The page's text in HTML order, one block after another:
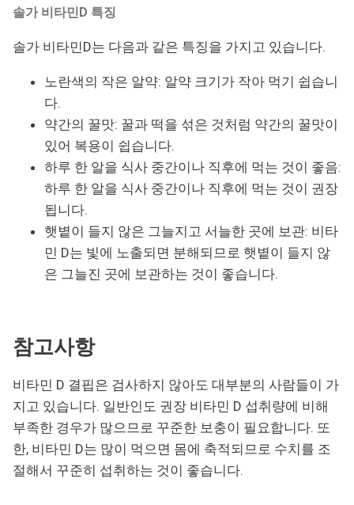
솔가 비타민D 특징
솔가 비타민D는 다음과 같은 특징을 가지고 있습니다.
노란색의 작은 알약: 알약 크기가 작아 먹기 쉽습니
다.
약간의 꿀맛: 꿀과 떡을 섞은 것처럼 약간의 꿀맛이
있어 복용이 쉽습니다.
하루 한 알을 식사 중간이나 직후에 먹는 것이 좋음:
하루 한 알을 식사 중간이나 직후에 먹는 것이 권장
됩니다.
햇볕이 들지 않은 그늘지고 서늘한 곳에 보관: 비타
민 D는 빛에 노출되면 분해되므로 햇볕이 들지 않
은 그늘진 곳에 보관하는 것이 좋습니다.
참고사항
비타민 D 결핍은 검사하지 않아도 대부분의 사람들이 가
지고 있습니다. 일반인도 권장 비타민 D 섭취량에 비해
부족한 경우가 많으므로 꾸준한 보충이 필요합니다. 또
한, 비타민 D는 많이 먹으면 몸에 축적되므로 수치를 조
절해서 꾸준히 섭취하는 것이 좋습니다.